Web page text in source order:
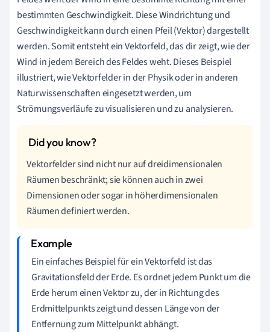
bestimmten Geschwindigkeit. Diese Windrichtung und
Geschwindigkeit kann durch einen Pfeil (Vektor) dargestellt
werden. Somit entsteht ein Vektorfeld, das dir zeigt, wie der
Wind in jedem Bereich des Feldes weht. Dieses Beispiel
illustriert, wie Vektorfelder in der Physik oder in anderen
Naturwissenschaften eingesetzt werden, um
Strömungsverläufe zu visualisieren und zu analysieren.
Vektorfelder sind nicht nur auf dreidimensionalen
Räumen beschränkt; sie können auch in zwei
Dimensionen oder sogar in höherdimensionalen
Räumen definiert werden.
Ein einfaches Beispiel für ein Vektorfeld ist das
Gravitationsfeld der Erde. Es ordnet jedem Punkt um die
Erde herum einen Vektor zu, der in Richtung des
Erdmittelpunkts zeigt und dessen Länge von der
Entfernung zum Mittelpunkt abhängt.